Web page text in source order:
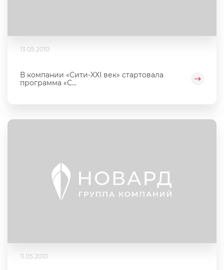
13.05.2010
В компании «Сити-XXI век» стартовала
программа «С...
11.05.2010